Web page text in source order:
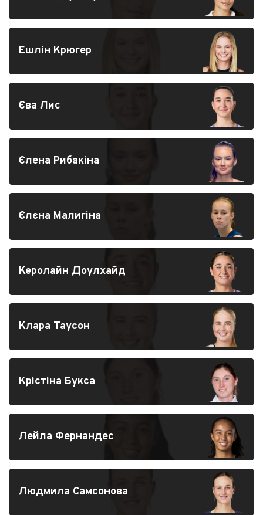
Ешлін Крюгер
Єва Лис
Єлена Рибакіна
Єлєна Малигіна
Керолайн Доулхайд
Клара Таусон
Крістіна Букса
Лейла Фернандес
Людмила Самсонова